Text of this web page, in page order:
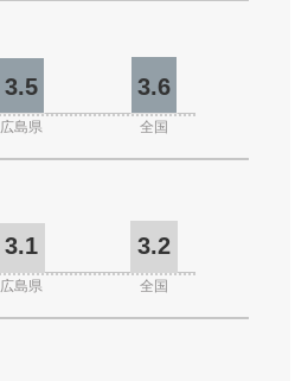
3.5 3.6
広島県 全国
3.1 3.2
広島県 全国